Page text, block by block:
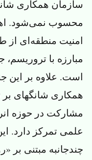
سازمان همکاری
محسوب نمی‌شود.
امنیت منطقه‌ای
مبارزه با
است. علاوه بر این
همکاری شانگهای
مشارکت در حوزه
علمی تمرکز دارد.
چندجانبه مبتنی بر